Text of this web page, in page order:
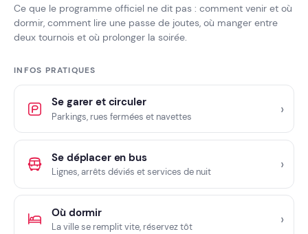
Ce que le programme officiel ne dit pas : comment venir et où
dormir, comment lire une passe de joutes, où manger entre
deux tournois et où prolonger la soirée.
INFOS PRATIQUES
Se garer et circuler
Parkings, rues fermées et navettes
Se déplacer en bus
Lignes, arrêts déviés et services de nuit
Où dormir
La ville se remplit vite, réservez tôt